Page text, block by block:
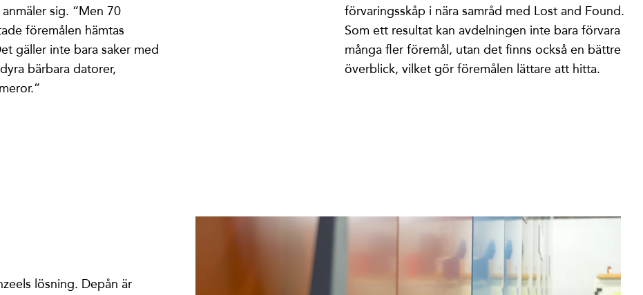
sig. “Men 70
föremålen hämtas
gäller inte bara saker med
bärbara datorer,
förvaringsskåp i nära samråd med Lost and Found.
Som ett resultat kan avdelningen inte bara förvara
många fler föremål, utan det finns också en bättre
överblick, vilket gör föremålen lättare att hitta.
lösning. Depån är